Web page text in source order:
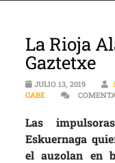
La Rioja
Gaztetxe
JULIO 13, 2019
GABE
Las
Eskuernaga
el auzolan en